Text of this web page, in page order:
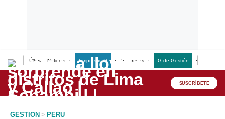
Últimas Noticias Empresas G Empresas G de Gestión
Lo último
Peru Quiosco SUSCRÍBETE
GESTION > PERU